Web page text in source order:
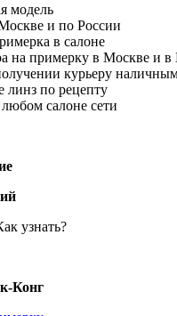
модель
и по России
в салоне
на примерку в Москве и в
курьеру
линз по рецепту
салоне сети
узнать?
Конг